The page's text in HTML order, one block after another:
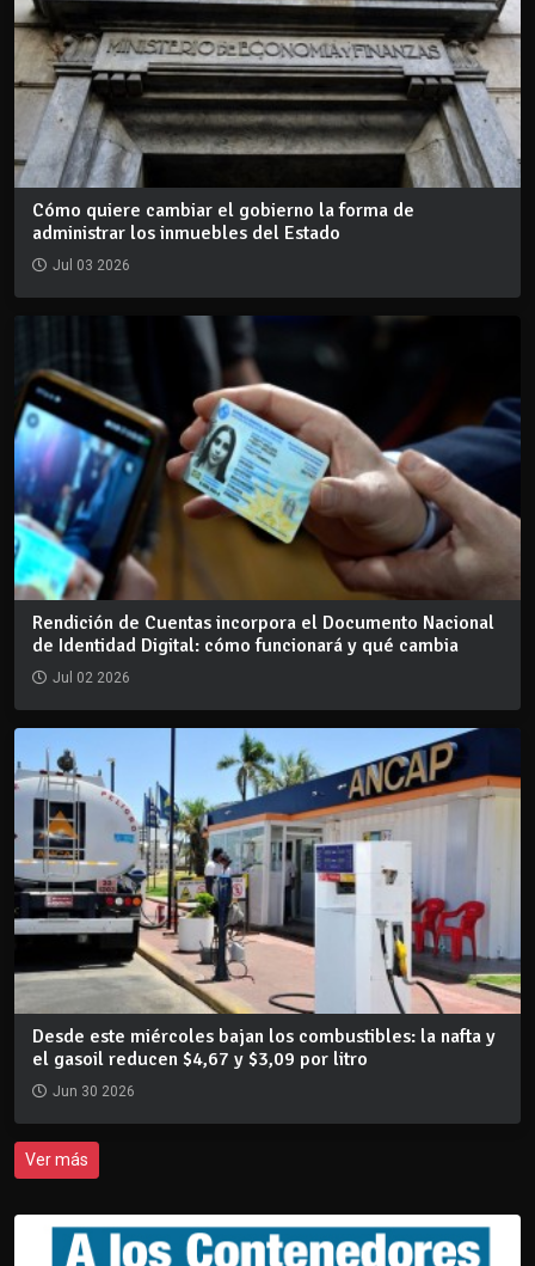
Cómo quiere cambiar el gobierno la forma de
administrar los inmuebles del Estado
Jul 03 2026
Rendición de Cuentas incorpora el Documento Nacional
de Identidad Digital: cómo funcionará y qué cambia
Jul 02 2026
Desde este miércoles bajan los combustibles: la nafta y
el gasoil reducen $4,67 y $3,09 por litro
Jun 30 2026
Ver más